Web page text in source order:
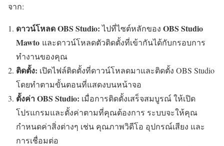
จาก:
ดาวน์โหลด OBS Studio:ไปที่ไซต์หลักของ OBS Studio
Mawto และดาวน์โหลดตัวติดตั้งที่เข้ากันได้กับกรอบการ
ทำงานของคุณ
ติดตั้ง: เปิดไฟล์ติดตั้งที่ดาวน์โหลดมาและติดตั้ง OBS Studio
โดยทำตามขั้นตอนที่แสดงบนหน้าจอ
ตั้งค่า OBS Studio: เมื่อการติดตั้งเสร็จสมบูรณ์ ให้เปิด
โปรแกรมและตั้งค่าตามที่คุณต้องการ ระบบจะให้คุณ
กำหนดค่าสิ่งต่างๆ เช่น คุณภาพวิดีโอ อุปกรณ์เสียง และ
การเชื่อมต่อ